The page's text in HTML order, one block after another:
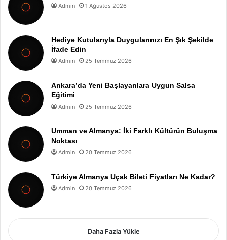
Admin 1 Ağustos 2026
Hediye Kutularıyla Duygularınızı En Şık Şekilde
İfade Edin
Admin 25 Temmuz 2026
Ankara’da Yeni Başlayanlara Uygun Salsa
Eğitimi
Admin 25 Temmuz 2026
Umman ve Almanya: İki Farklı Kültürün Buluşma
Noktası
Admin 20 Temmuz 2026
Türkiye Almanya Uçak Bileti Fiyatları Ne Kadar?
Admin 20 Temmuz 2026
Daha Fazla Yükle